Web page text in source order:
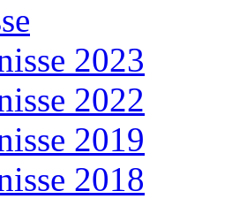
2023
2022
2019
2018